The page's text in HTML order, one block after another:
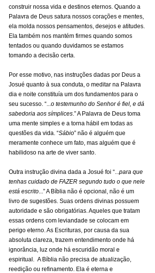
construir nossa vida e destinos eternos. Quando a
Palavra de Deus satura nossos corações e mentes,
ela molda nossos pensamentos, desejos e atitudes.
Ela também nos mantém firmes quando somos
tentados ou quando duvidamos se estamos
tomando a decisão certa.
Por esse motivo, nas instruções dadas por Deus a
Josué quanto à sua conduta, o meditar na Palavra
dia e noite constituía um dos fundamentos para o
seu sucesso. “...o testemunho do Senhor é fiel, e dá
sabedoria aos símplices.” A Palavra de Deus toma
uma mente simples e a torna hábil em todas as
questões da vida. “Sábio” não é alguém que
meramente conhece um fato, mas alguém que é
habilidoso na arte de viver santo.
Outra instrução divina dada a Josué foi “...para que
tenhas cuidado de FAZER segundo tudo o que nele
está escrito...” A Bíblia não é opcional, não é um
livro de sugestões. Suas ordens divinas possuem
autoridade e são obrigatórias. Aqueles que tratam
essas ordens com leviandade se colocam em
perigo eterno. As Escrituras, por causa da sua
absoluta clareza, trazem entendimento onde há
ignorância, luz onde há escuridão moral e
espiritual.  A Bíblia não precisa de atualização,
reedição ou refinamento. Ela é eterna e